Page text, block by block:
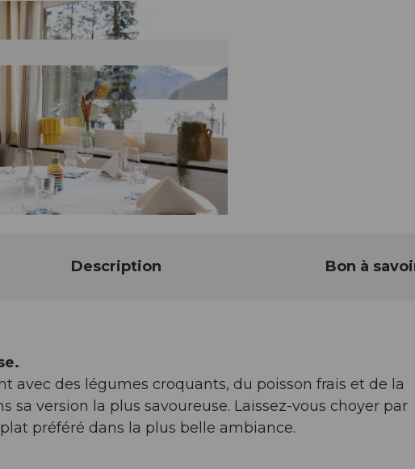
Description Bon à
avec des légumes croquants, du poisson frais et de la
sa version la plus savoureuse. Laissez-vous choyer par
préféré dans la plus belle ambiance.